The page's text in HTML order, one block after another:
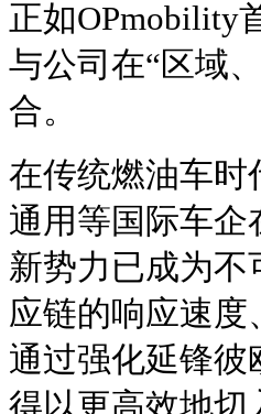
正如OPmobility
与公司在“区域
合。
在传统燃油车时
通用等国际车
新势力已成为
应链的响应速
通过强化延锋彼
得以更高效地切